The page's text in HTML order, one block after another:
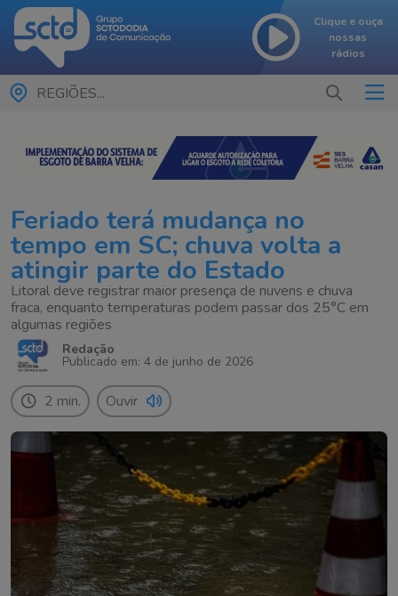
Clique e ouça
nossas
rádios
REGIÕES...
Feriado terá mudança no
tempo em SC; chuva volta a
atingir parte do Estado
Litoral deve registrar maior presença de nuvens e chuva
fraca, enquanto temperaturas podem passar dos 25°C em
algumas regiões
Redação
Publicado em: 4 de junho de 2026
2 min. Ouvir